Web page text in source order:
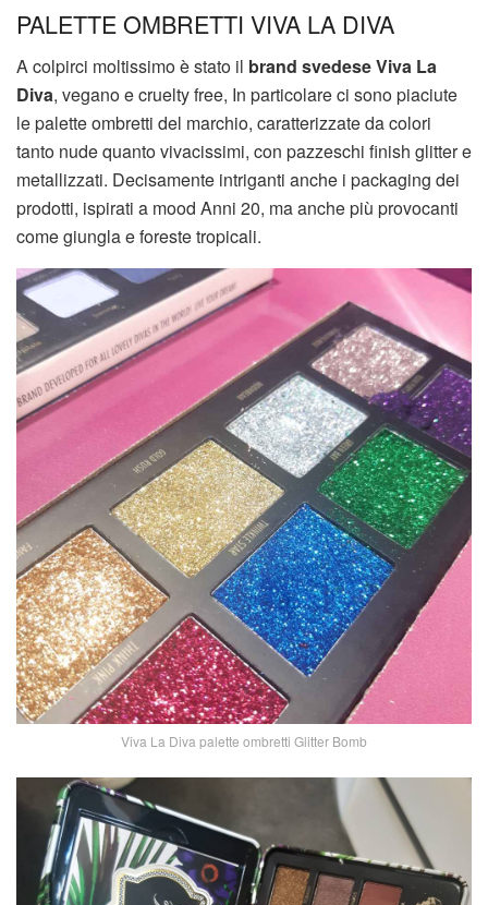
PALETTE OMBRETTI VIVA LA DIVA
A colpirci moltissimo è stato il brand svedese Viva La
Diva, vegano e cruelty free, In particolare ci sono piaciute
le palette ombretti del marchio, caratterizzate da colori
tanto nude quanto vivacissimi, con pazzeschi finish glitter e
metallizzati. Decisamente intriganti anche i packaging dei
prodotti, ispirati a mood Anni 20, ma anche più provocanti
come giungla e foreste tropicali.
Viva La Diva palette ombretti Glitter Bomb